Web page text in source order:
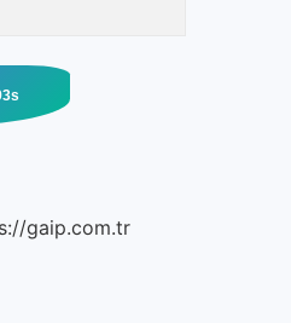
gaip.com.tr